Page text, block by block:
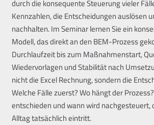
durch die konsequente Steuerung vieler
Kennzahlen, die Entscheidungen auslösen
nachhalten. Im Seminar lernen Sie ein
Modell, das direkt an den BEM-Prozess
Durchlaufzeit bis zum Maßnahmenstart,
Wiedervorlagen und Stabilität nach
nicht die Excel Rechnung, sondern die
Welche Fälle zuerst? Wo hängt der
entschieden und wann wird nachgesteuert,
Alltag tatsächlich eintritt.